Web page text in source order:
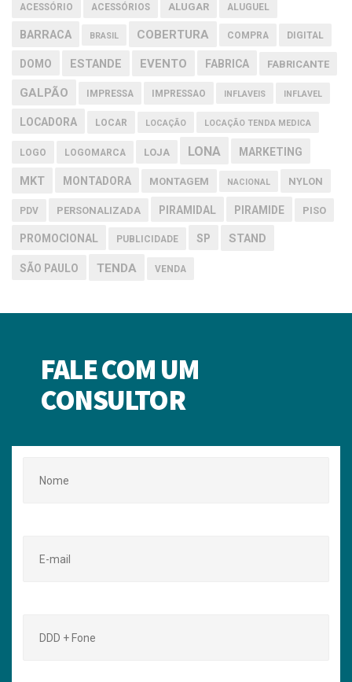
ACESSÓRIO ACESSÓRIOS ALUGAR ALUGUEL
BARRACA BRASIL COBERTURA COMPRA DIGITAL
DOMO ESTANDE EVENTO FABRICA FABRICANTE
GALPÃO IMPRESSA IMPRESSAO INFLAVEIS INFLAVEL
LOCADORA LOCAR LOCAÇÃO LOCAÇÃO TENDA MEDICA
LOGO LOGOMARCA LOJA LONA MARKETING
MKT MONTADORA MONTAGEM NACIONAL NYLON
PDV PERSONALIZADA PIRAMIDAL PIRAMIDE PISO
PROMOCIONAL PUBLICIDADE SP STAND
SÃO PAULO TENDA VENDA
FALE COM UM
CONSULTOR